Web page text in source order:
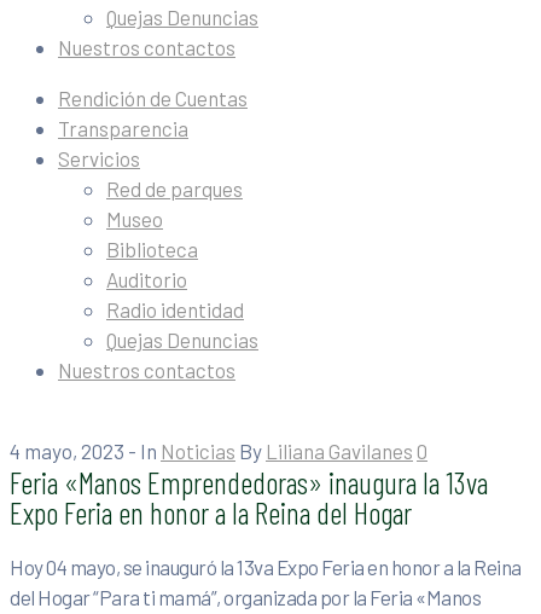
Quejas Denuncias
Nuestros contactos
Rendición de Cuentas
Transparencia
Servicios
Red de parques
Museo
Biblioteca
Auditorio
Radio identidad
Quejas Denuncias
Nuestros contactos
4 mayo, 2023 - In Noticias By Liliana Gavilanes 0
Feria «Manos Emprendedoras» inaugura la 13va
Expo Feria en honor a la Reina del Hogar
Hoy 04 mayo, se inauguró la 13va Expo Feria en honor a la Reina
del Hogar “Para ti mamá”, organizada por la Feria «Manos